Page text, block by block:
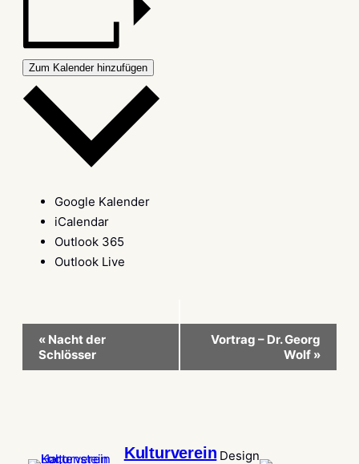
Zum Kalender hinzufügen
Google Kalender
iCalendar
Outlook 365
Outlook Live
Veranstaltung-
Navigation
« Nacht der
Schlösser
Vortrag – Dr. Georg
Wolf »
Kulturverein Design